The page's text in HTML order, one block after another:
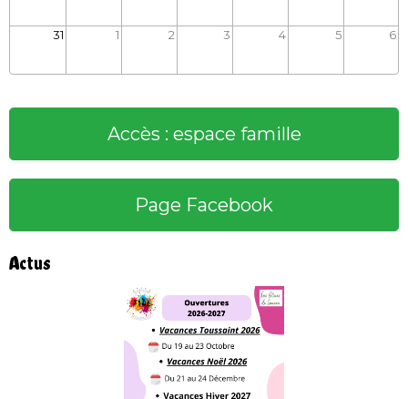
31 1 2 3 4 5 6
Accès : espace famille
Page Facebook
Actus